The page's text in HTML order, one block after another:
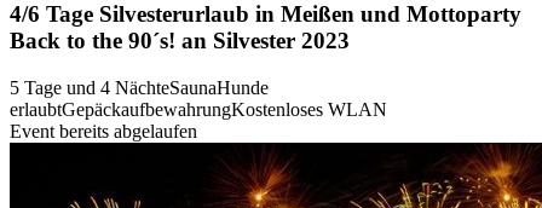
4/6 Tage Silvesterurlaub in Meißen und Mottoparty
Back to the 90´s! an Silvester 2023
5 Tage und 4 NächteSaunaHunde
erlaubtGepäckaufbewahrungKostenloses WLAN
Event bereits abgelaufen